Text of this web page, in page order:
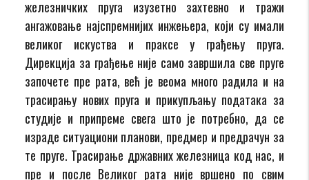
железничких пруга изузетно захтевно и тражи
ангажовање најспремнијих инжењера, који су имали
великог искуства и праксе у грађењу пруга.
Дирекција за грађење није само завршила све пруге
започете пре рата, већ је веома много радила и на
трасирању нових пруга и прикупљању података за
студије и припреме свега што је потребно, да се
израде ситуациони планови, предмер и предрачун за
те пруге. Трасирање државних железница код нас, и
пре и после Великог рата није вршено по свим